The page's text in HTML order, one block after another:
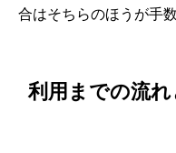
合はそちらのほうが手
利用までの流